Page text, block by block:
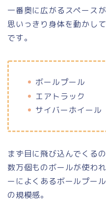
一番奥に広がるスペース
思いっきり身体を動かし
です。
ボールプール
エアトラック
サイバーホイー
まず目に飛び込んでくる
数万個ものボールが使わ
ーによくあるボールプー
の規模感。